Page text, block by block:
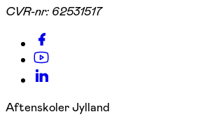
CVR-nr: 62531517
Aftenskoler Jylland